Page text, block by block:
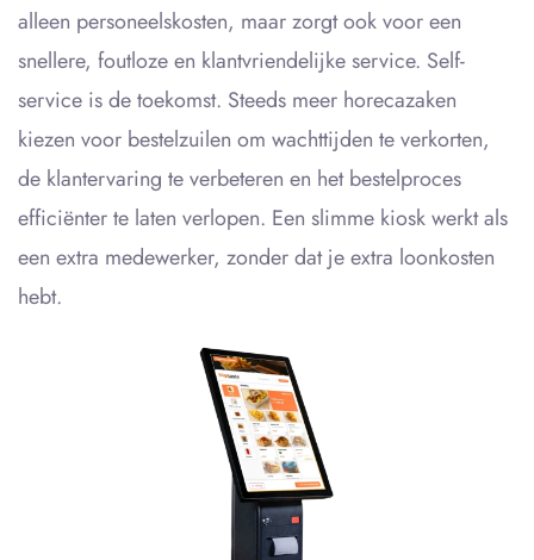
alleen personeelskosten, maar zorgt ook voor een
snellere, foutloze en klantvriendelijke service. Self-
service is de toekomst. Steeds meer horecazaken
kiezen voor bestelzuilen om wachttijden te verkorten,
de klantervaring te verbeteren en het bestelproces
efficiënter te laten verlopen. Een slimme kiosk werkt als
een extra medewerker, zonder dat je extra loonkosten
hebt.